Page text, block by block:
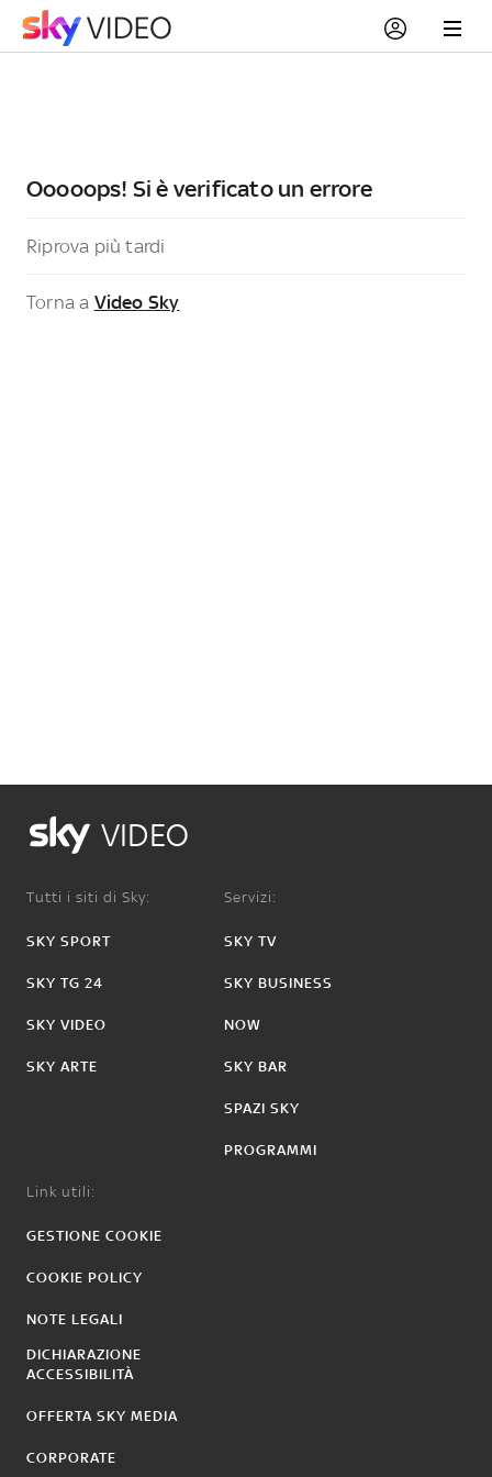
Ooooops! Si è verificato un errore
Riprova più tardi
Torna a Video Sky
VIDEO
Tutti i siti di Sky:
SKY SPORT
SKY TG 24
SKY VIDEO
SKY ARTE
Servizi:
SKY TV
SKY BUSINESS
NOW
SKY BAR
SPAZI SKY
PROGRAMMI
Link utili:
GESTIONE COOKIE
COOKIE POLICY
NOTE LEGALI
DICHIARAZIONE
ACCESSIBILITÀ
OFFERTA SKY MEDIA
CORPORATE